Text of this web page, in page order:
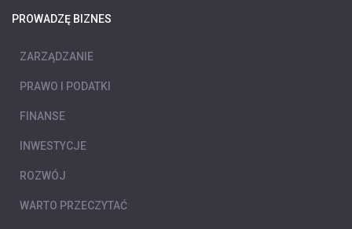
PROWADZĘ BIZNES
ZARZĄDZANIE
PRAWO I PODATKI
FINANSE
INWESTYCJE
ROZWÓJ
WARTO PRZECZYTAĆ